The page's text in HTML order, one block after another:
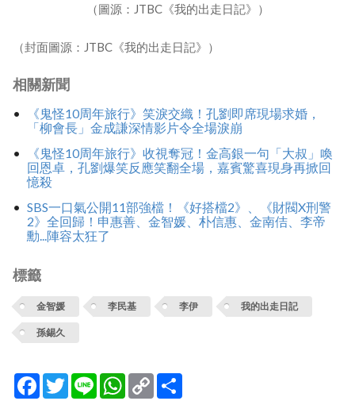
（圖源：JTBC《我的出走日記》）
（封面圖源：JTBC《我的出走日記》）
相關新聞
《鬼怪10周年旅行》笑淚交織！孔劉即席現場求婚，
「柳會長」金成謙深情影片令全場淚崩
《鬼怪10周年旅行》收視奪冠！金高銀一句「大叔」喚
回恩卓，孔劉爆笑反應笑翻全場，嘉賓驚喜現身再掀回
憶殺
SBS一口氣公開11部強檔！《好搭檔2》、《財閥X刑警
2》全回歸！申惠善、金智媛、朴信惠、金南佶、李帝
勳...陣容太狂了
標籤
金智媛 李民基 李伊 我的出走日記
孫錫久
Facebook
TwitterLine WhatsApp
Copy
Link